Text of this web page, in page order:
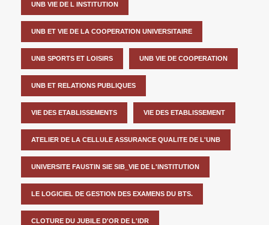
UNB VIE DE L INSTITUTION
UNB ET VIE DE LA COOPERATION UNIVERSITAIRE
UNB SPORTS ET LOISIRS UNB VIE DE COOPERATION
UNB ET RELATIONS PUBLIQUES
VIE DES ETABLISSEMENTS VIE DES ETABLISSEMENT
ATELIER DE LA CELLULE ASSURANCE QUALITE DE L'UNB
UNIVERSITE FAUSTIN SIE SIB_VIE DE L'INSTITUTION
LE LOGICIEL DE GESTION DES EXAMENS DU BTS.
CLOTURE DU JUBILE D'OR DE L'IDR